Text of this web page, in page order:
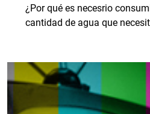
¿Por qué es necesrio
cantidad de agua que